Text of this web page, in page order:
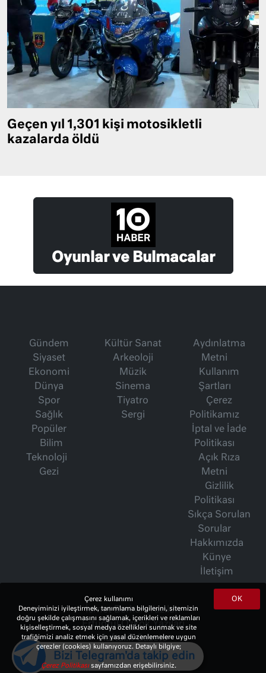
Geçen yıl 1,301 kişi motosikletli
kazalarda öldü
Oyunlar ve Bulmacalar
Gündem
Siyaset
Ekonomi
Dünya
Spor
Sağlık
Popüler
Bilim
Teknoloji
Gezi
Kültür Sanat
Arkeoloji
Müzik
Sinema
Tiyatro
Sergi
Aydınlatma
Metni
Kullanım
Şartları
Çerez
Politikamız
İptal ve İade
Politikası
Açık Rıza
Metni
Gizlilik
Politikası
Sıkça Sorulan
Sorular
Hakkımızda
Künye
İletişim
İsmet Berkan Yazıları
Ertuğrul Özkök Yazıları
Haftalık Gazete
OK
Çerez kullanımı
Deneyiminizi iyileştirmek, tanımlama bilgilerini, sitemizin
doğru şekilde çalışmasını sağlamak, içerikleri ve reklamları
kişiselleştirmek, sosyal medya özellikleri sunmak ve site
trafiğimizi analiz etmek için yasal düzenlemelere uygun
çerezler (cookies) kullanıyoruz. Detaylı bilgiye;
Çerez Politikasısayfamızdan erişebilirsiniz.
Bizi Telegram'da takip edin